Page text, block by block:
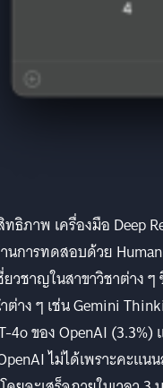
ทธิภาพ เครื่องมือ Deep
นการทดสอบด้วย
วชาญในสาขาวิชาต่าง ๆ
ต่าง ๆ เช่น Gemini
4o ของ OpenAI (3.3%)
ไม่ได้เพราะคะแน